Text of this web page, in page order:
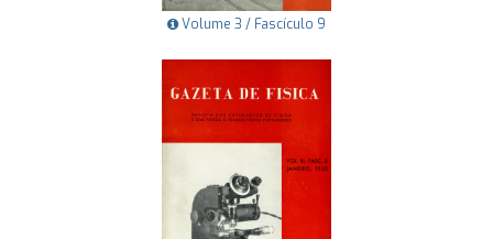
Volume 3 / Fascículo 9